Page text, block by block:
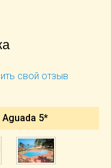
свой отзыв
5*